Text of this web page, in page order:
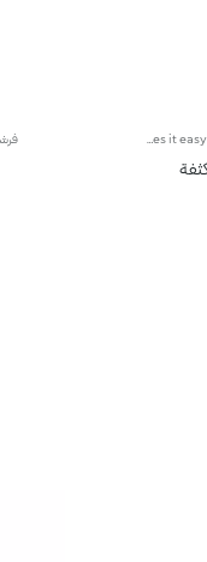
Face and eye brush with densely packed fibers for applying concealers as well as cream and powder eyeshadows. The brush’s densely packed bristles and rounded tip permit an even and precise application and easily buildable coverage. The soft, high-quality bristles are flexible, durable and highly effective at applying the different products. They also feel velvety smooth on the skin. The brush's matte black handle gives this elegant tool a modern and professional look whereas the ferrule with its gunmetal finish and engraved KK monogram adds a classy touch. The handle’s ergonomic, oval shape makes it easy to grip for a controlled application.